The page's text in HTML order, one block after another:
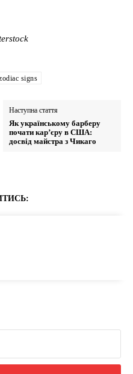
signs
Наступна стаття
Як українському барберу
почати кар’єру в США:
досвід майстра з Чикаго